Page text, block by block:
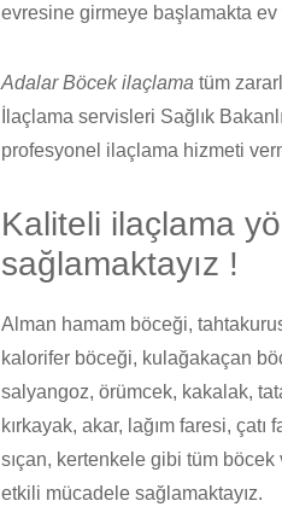
evresine girmeye başlamakta
Adalar Böcek ilaçlama tüm
İlaçlama servisleri Sağlık
profesyonel ilaçlama hizmeti
Kaliteli ilaçlama
sağlamaktayız !
Alman hamam böceği,
kalorifer böceği, kulağakaçan
salyangoz, örümcek, kakalak,
kırkayak, akar, lağım faresi,
sıçan, kertenkele gibi tüm
etkili mücadele sağlamaktayız.